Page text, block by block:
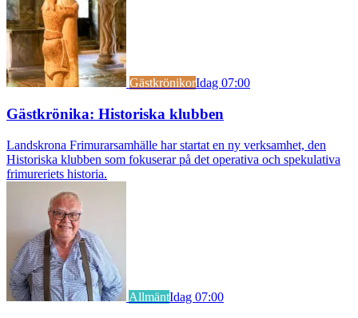
GästkrönikorIdag 07:00
Gästkrönika: Historiska klubben
Landskrona Frimurarsamhälle har startat en ny verksamhet, den
Historiska klubben som fokuserar på det operativa och spekulativa
frimureriets historia.
AllmäntIdag 07:00